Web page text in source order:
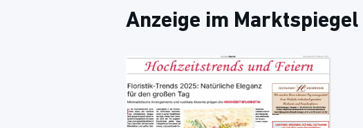
Anzeige im Marktspiegel